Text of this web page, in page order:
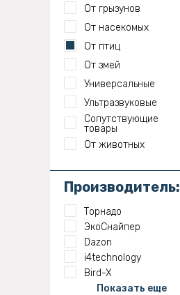
От грызунов
От насекомых
От птиц
От змей
Универсальные
Ультразвуковые
Сопутствующие
товары
От животных
Производитель:
Торнадо
ЭкоСнайпер
Dazon
i4technology
Bird-X
Показать еще